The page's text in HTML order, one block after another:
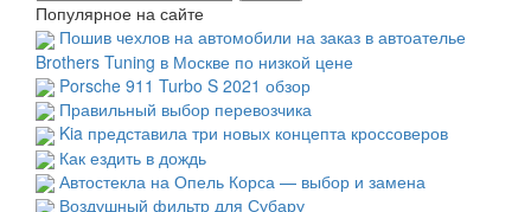
Популярное на сайте
Пошив чехлов на автомобили на заказ в автоателье
Brothers Tuning в Москве по низкой цене
Porsche 911 Turbo S 2021 обзор
Правильный выбор перевозчика
Kia представила три новых концепта кроссоверов
Как ездить в дождь
Автостекла на Опель Корса — выбор и замена
Воздушный фильтр для Субару